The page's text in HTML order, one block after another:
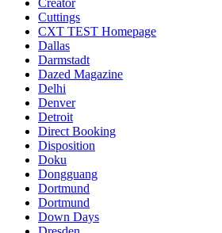
Cuttings
CXT TEST Homepage
Dallas
Darmstadt
Dazed Magazine
Delhi
Denver
Detroit
Direct Booking
Disposition
Doku
Dongguang
Dortmund
Dortmund
Down Days